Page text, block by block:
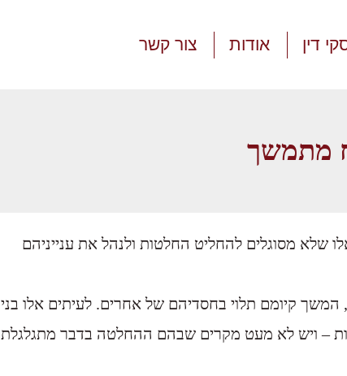
דין אודות צור קשר
מתמשך
שלא מסוגלים להחליט החלטות ולנהל את ענייניהם
המשך קיומם תלוי בחסדיהם של אחרים. לעיתים אלו בני
– ויש לא מעט מקרים שבהם ההחלטה בדבר מתגלגלת